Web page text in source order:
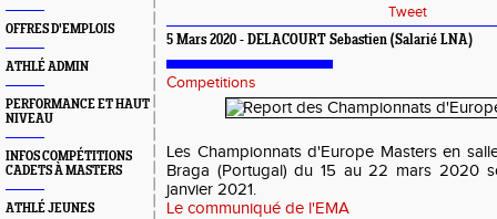
OFFRES D'EMPLOIS
ATHLÉ ADMIN
PERFORMANCE ET HAUT
NIVEAU
INFOS COMPÉTITIONS
CADETS À MASTERS
ATHLÉ JEUNES
Tweet
5 Mars 2020 - DELACOURT Sebastien (Salarié LNA)
Competitions
Les Championnats d'Europe Masters en
Braga (Portugal) du 15 au 22 mars 2020
janvier 2021.
Le communiqué de l'EMA